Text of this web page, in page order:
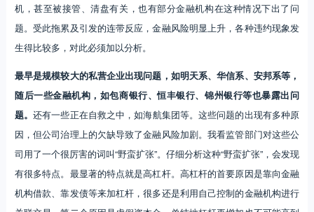
机，甚至被接管、清盘有关，也有部分金融机构在这种情况下出了问
题。受此拖累及引发的连带反应，金融风险明显上升，各种违约现象发
生得比较多，对此必须加以分析。
最早是规模较大的私营企业出现问题，如明天系、华信系、安邦系等，
随后一些金融机构，如包商银行、恒丰银行、锦州银行等也暴露出问
题。还有一些正在自救之中，如海航集团等。这些问题的出现有多种原
因，但公司治理上的欠缺导致了金融风险加剧。我看监管部门对这些公
司用了一个很厉害的词叫“野蛮扩张”。仔细分析这种“野蛮扩张”，会发现
有很多特点。最显著的特点就是高杠杆。高杠杆的首要原因是靠向金融
机构借款、靠发债等来加杠杆，很多还是利用自己控制的金融机构进行